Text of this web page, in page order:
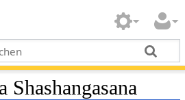
Shashangasana